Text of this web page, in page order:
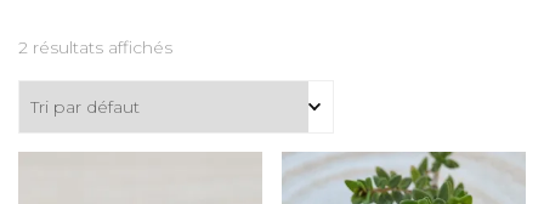
2 résultats affichés